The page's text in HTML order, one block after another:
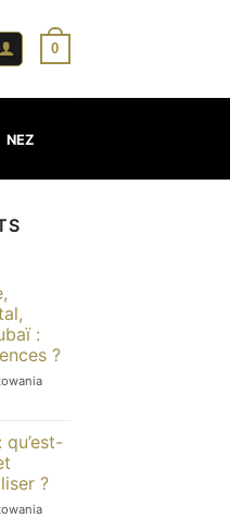
0
NEZ
:
?
Parfum
oriental,
parfum
Dubaï
:
?
Musc